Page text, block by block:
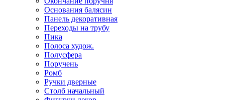
Основания балясин
Панель декоративная
Переходы на трубу
Пика
Полоса худож.
Полусфера
Поручень
Ромб
Ручки дверные
Столб начальный